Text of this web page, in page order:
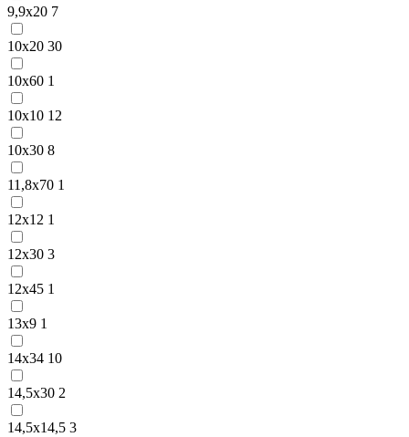
9,9х20 7
10х20 30
10х60 1
10х10 12
10х30 8
11,8х70 1
12х12 1
12х30 3
12х45 1
13х9 1
14х34 10
14,5х30 2
14,5х14,5 3